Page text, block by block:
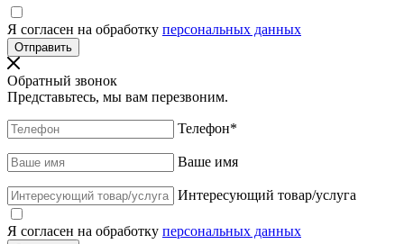
Я согласен на обработку персональных данных
Обратный звонок
Представьтесь, мы вам перезвоним.
Телефон*
Ваше имя
Интересующий товар/услуга
Я согласен на обработку персональных данных